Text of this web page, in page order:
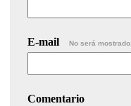
E-mail No será mostrado.
Comentario